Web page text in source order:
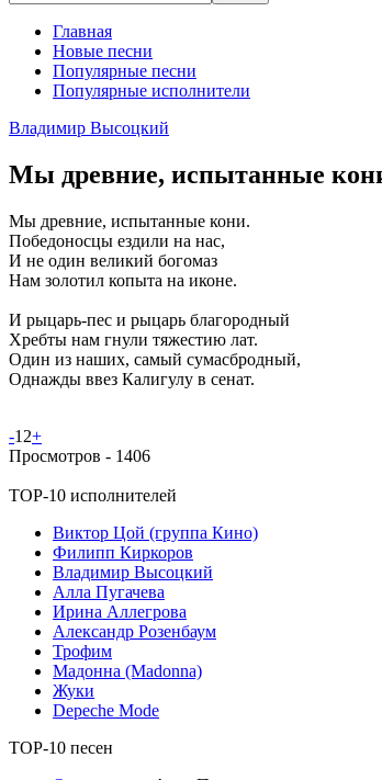
Главная
Новые песни
Популярные песни
Популярные исполнители
Владимир Высоцкий
Мы древние, испытанные
Мы древние, испытанные кони.
Победоносцы ездили на нас,
И не один великий богомаз
Нам золотил копыта на иконе.
И рыцарь-пес и рыцарь благородный
Хребты нам гнули тяжестию лат.
Один из наших, самый сумасбродный,
Однажды ввез Калигулу в сенат.
-12+
Просмотров - 1406
TOP-10 исполнителей
Виктор Цой (группа Кино)
Филипп Киркоров
Владимир Высоцкий
Алла Пугачева
Ирина Аллегрова
Александр Розенбаум
Трофим
Мадонна (Madonna)
Жуки
Depeche Mode
TOP-10 песен